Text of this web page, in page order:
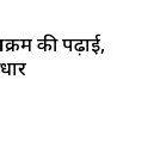
की पढ़ाई,